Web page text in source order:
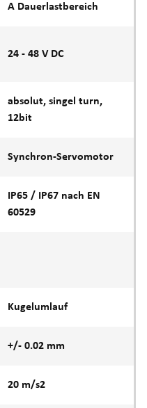
A Dauerlastbereich
24 - 48 V DC
absolut, singel turn,
12bit
Synchron-Servomotor
IP65 / IP67 nach EN
60529
Kugelumlauf
+/- 0.02 mm
20 m/s2